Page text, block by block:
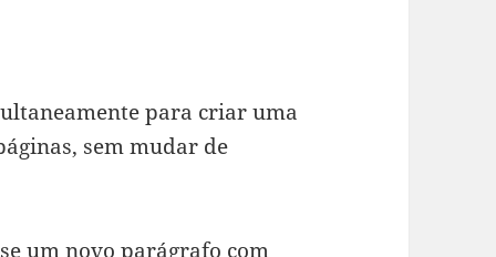
para criar uma
sem mudar de
um novo parágrafo com